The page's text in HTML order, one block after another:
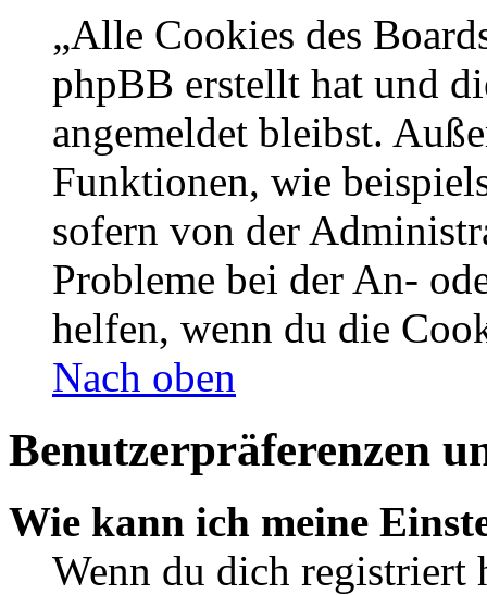
„Alle Cookies des
phpBB erstellt hat und
angemeldet bleibst.
Funktionen, wie
sofern von der
Probleme bei der An-
helfen, wenn du die
Nach oben
Benutzerpräferenzen
Wie kann ich meine
Wenn du dich registriert